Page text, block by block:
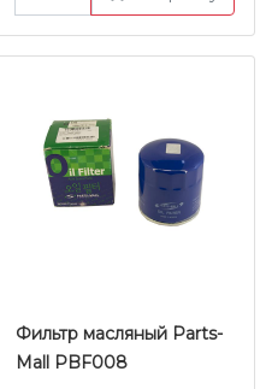
Фильтр масляный Parts-
Mall PBF008